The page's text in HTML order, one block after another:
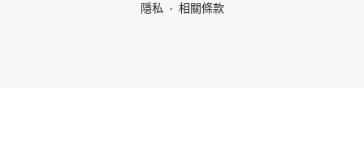
隱私
相關條款